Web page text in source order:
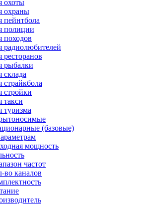
охоты
охраны
пейнтбола
полиции
походов
радиолюбителей
ресторанов
рыбалки
склада
страйкбола
стройки
такси
туризма
(базовые)
мощность
частот
во каналов